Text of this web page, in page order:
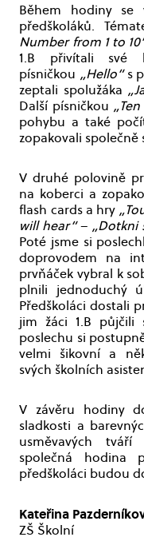
Během hodiny se
předškoláků.
Number from 1 to
1.B přivítali své
písničkou „Hello“s
zeptali spolužáka
Další písničkou
pohybu a také
zopakovali společně
V druhé polovině
na koberci a
flash cards a hry
will hear“– „Dotkni
Poté jsme si
doprovodem na
prvňáček vybral k
plnili jednoduchý
Předškoláci dostali
jim žáci 1.B půjčili
poslechu si
velmi šikovní a
svých školních
V závěru hodiny
sladkosti a
usměvavých
společná hodina
předškoláci budou
Kateřina
ZŠ Školní